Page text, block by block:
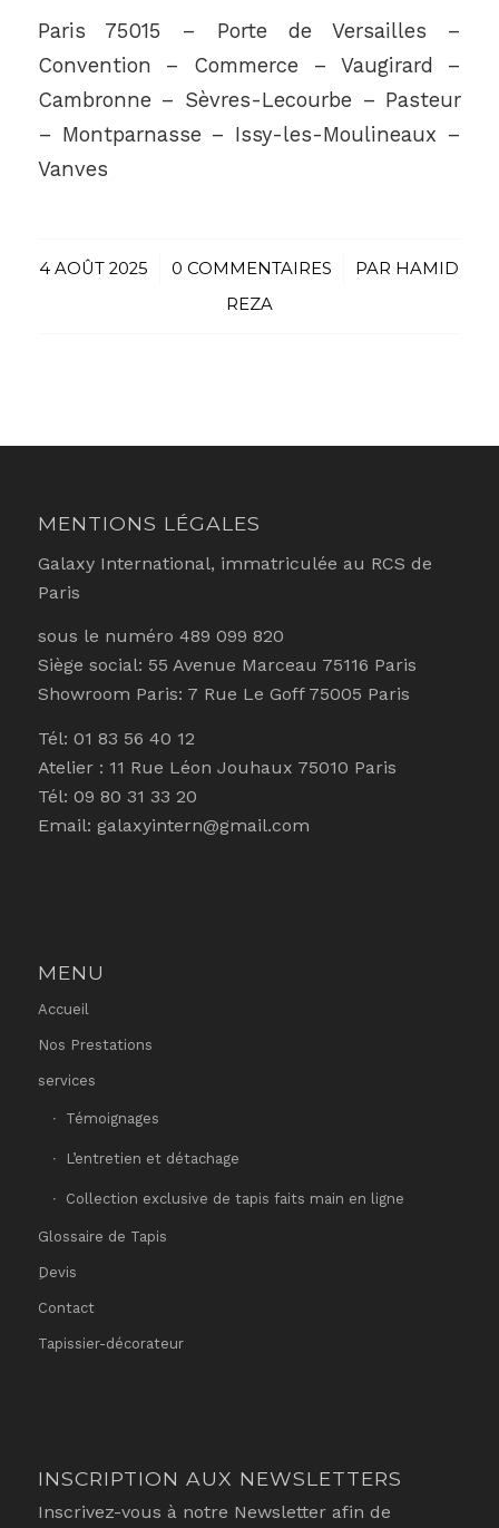
Paris 75015 – Porte de Versailles –
Convention – Commerce – Vaugirard –
Cambronne – Sèvres-Lecourbe – Pasteur
– Montparnasse – Issy-les-Moulineaux –
Vanves
4 AOÛT 2025
/ 0 COMMENTAIRES
/ PAR HAMID
REZA
MENTIONS LÉGALES
Galaxy International, immatriculée au RCS de
Paris
sous le numéro 489 099 820
Siège social: 55 Avenue Marceau 75116 Paris
Showroom Paris: 7 Rue Le Goff 75005 Paris
Tél: 01 83 56 40 12
Atelier : 11 Rue Léon Jouhaux 75010 Paris
Tél: 09 80 31 33 20
Email: galaxyintern@gmail.com
MENU
Accueil
Nos Prestations
services
Témoignages
L’entretien et détachage
Collection exclusive de tapis faits main en ligne
Glossaire de Tapis
ِDevis
Contact
Tapissier-décorateur
INSCRIPTION AUX NEWSLETTERS
Inscrivez-vous à notre Newsletter afin de